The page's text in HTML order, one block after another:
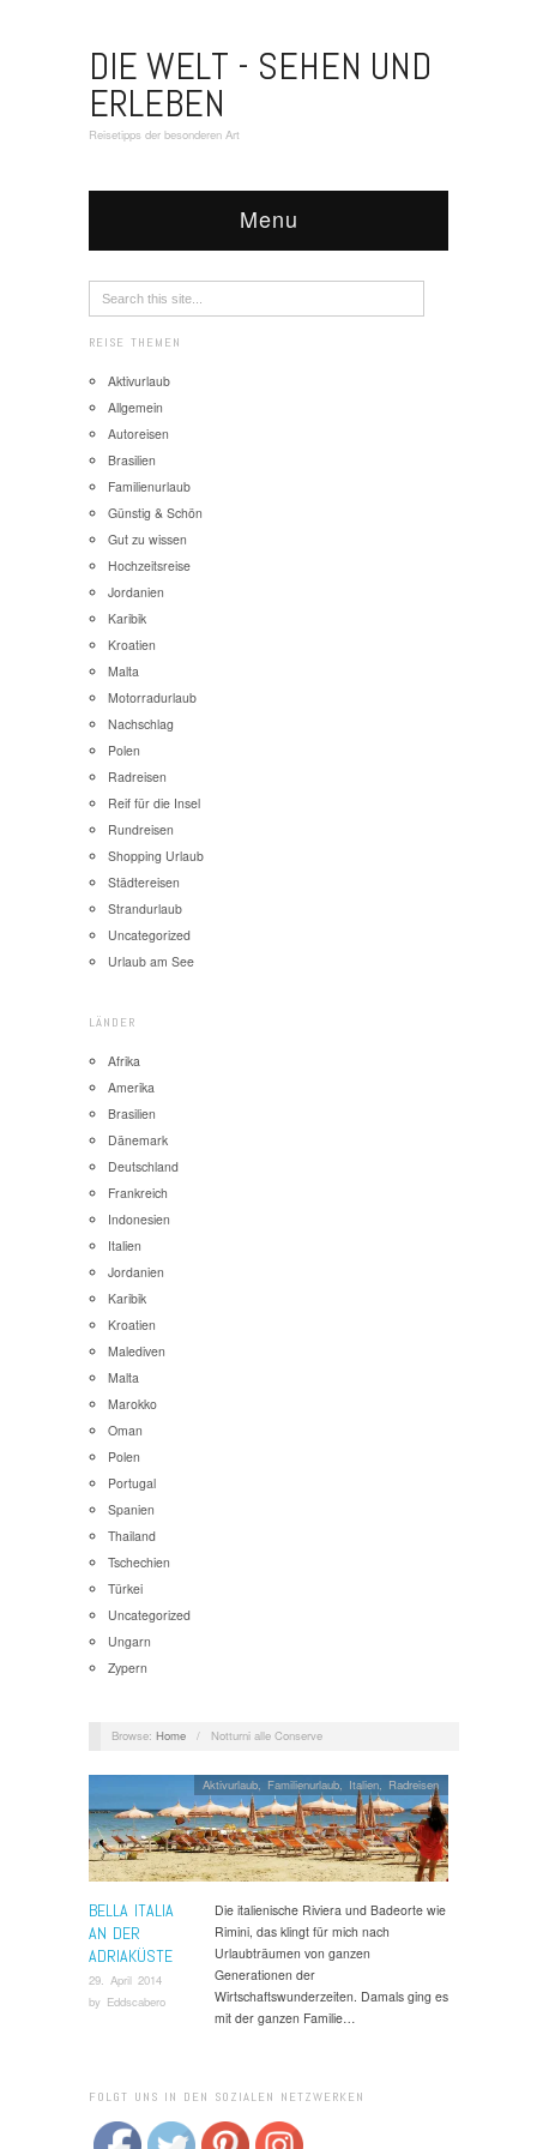
DIE WELT - SEHEN UND
ERLEBEN
Reisetipps der besonderen Art
Menu
REISE THEMEN
Aktivurlaub
Allgemein
Autoreisen
Brasilien
Familienurlaub
Günstig & Schön
Gut zu wissen
Hochzeitsreise
Jordanien
Karibik
Kroatien
Malta
Motorradurlaub
Nachschlag
Polen
Radreisen
Reif für die Insel
Rundreisen
Shopping Urlaub
Städtereisen
Strandurlaub
Uncategorized
Urlaub am See
LÄNDER
Afrika
Amerika
Brasilien
Dänemark
Deutschland
Frankreich
Indonesien
Italien
Jordanien
Karibik
Kroatien
Malediven
Malta
Marokko
Oman
Polen
Portugal
Spanien
Thailand
Tschechien
Türkei
Uncategorized
Ungarn
Zypern
Browse: Home / Notturni alle Conserve
BELLA ITALIA
AN DER
ADRIAKÜSTE
29. April 2014
by Eddscabero
Aktivurlaub,Familienurlaub, Italien, Radreisen
Die italienische Riviera und Badeorte wie
Rimini, das klingt für mich nach
Urlaubträumen von ganzen
Generationen der
Wirtschaftswunderzeiten. Damals ging es
mit der ganzen Familie…
FOLGT UNS IN DEN SOZIALEN NETZWERKEN